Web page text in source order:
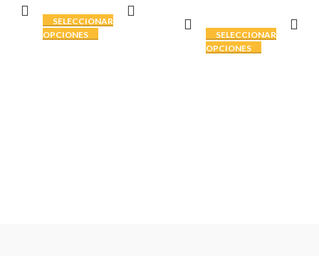
SELECCIONAR
OPCIONES
SELECCIONAR
OPCIONES